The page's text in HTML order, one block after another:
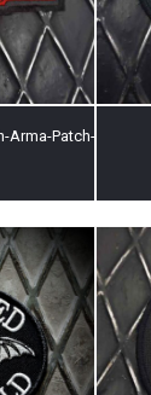
Patch-ORJ-015]